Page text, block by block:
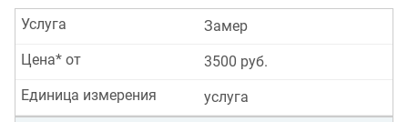
Замер
Услуга
3500 руб.
Цена* от
услуга
Единица измерения